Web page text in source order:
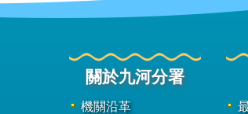
關於九河分署
機關沿革